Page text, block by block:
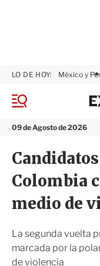
M
n
09 de Agosto de 2026
LO DE HOY: México y
Colombia
medio de
La segunda vuelta
marcada por la
de violencia